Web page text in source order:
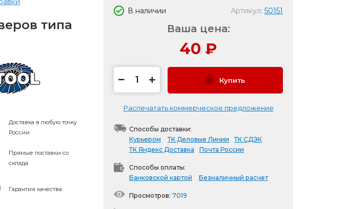
типа
Доставка в любую точку
России
Прямые поставки со
склада
Гарантия качества
В наличии Артикул: 50151
Ваша цена:
40 ₽
Купить
Распечатать коммерческое предложение
Способы доставки:
Курьером
ТК Деловые Линии
ТК СДЭК
ТК Яндекс Доставка
Почта России
Способы оплаты:
Банковской картой
Безналичный расчет
Просмотров: 7019